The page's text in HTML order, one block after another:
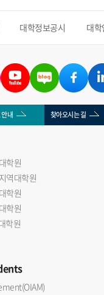
대학정보공시 대
내 찾아오시는 길
학원
역대학원
학원
학원
학원